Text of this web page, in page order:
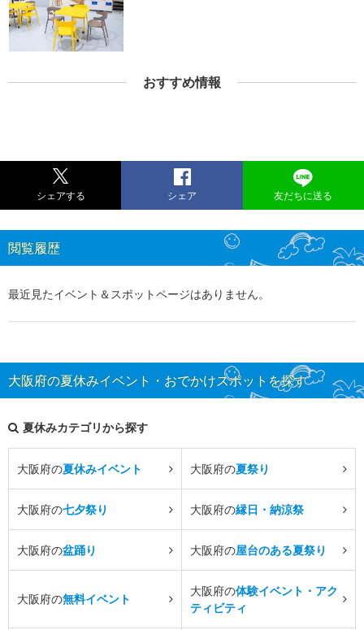
おすすめ情報
シェアする シェア 友だちに送る
閲覧履歴
最近見たイベント＆スポットページはありません。
大阪府の夏休みイベント・おでかけスポットを探す
夏休みカテゴリから探す
大阪府の夏休みイベント 大阪府の夏祭り
大阪府の七夕祭り 大阪府の縁日・納涼祭
大阪府の盆踊り 大阪府の屋台のある夏祭り
大阪府の無料イベント
大阪府の体験イベント・アク
ティビティ